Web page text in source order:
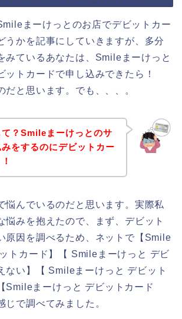
まーけっとのお店でデビットカー
うかを記事にしていきますが、多分
みているあなたは、Smileまーけっと
ットカードで申し込みできたら！
だと思います。でも、、、。
？Smileまーけっとのサ
をするのにデビットカー
悩んでいるのだと思います。実際私
悩みを抱えたので、まず、デビット
原因を調べるため、ネットで【Smile
トカード】【 Smileまーけっと デビ
い】【 Smileまーけっと デビット
Smileまーけっと デビットカード
じで調べてみました。